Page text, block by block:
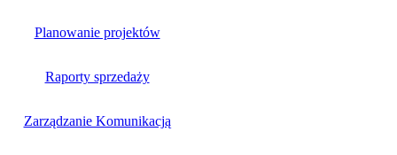
Planowanie projektów
Raporty sprzedaży
Zarządzanie Komunikacją